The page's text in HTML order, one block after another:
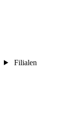
Filialen